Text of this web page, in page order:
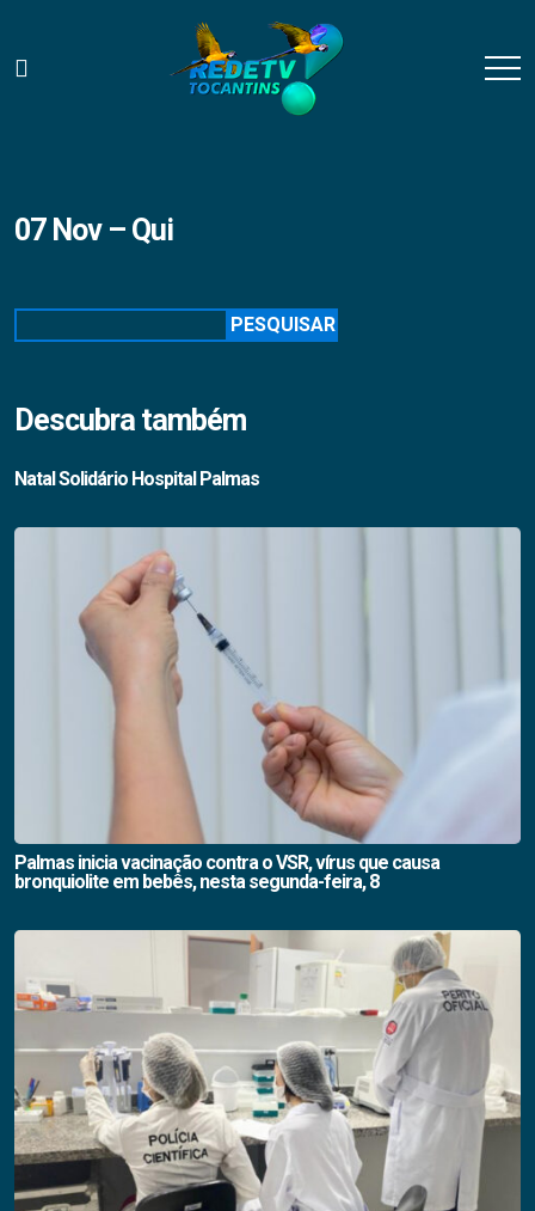
07 Nov – Qui
PESQUISAR
Descubra também
Natal Solidário Hospital Palmas
Palmas inicia vacinação contra o VSR, vírus que causa
bronquiolite em bebês, nesta segunda-feira, 8